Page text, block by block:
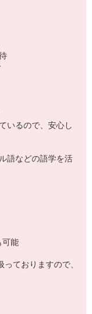
いるので、安心し
語などの語学を活
可能
ておりますので、